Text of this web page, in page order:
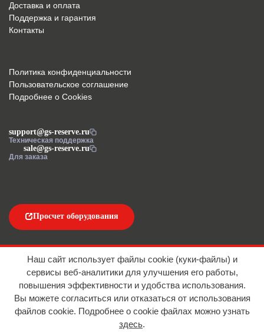
support@gs-reserve.ru
Техническая поддержка
sale@gs-reserve.ru
Для заказа
Доставка и оплата
Поддержка и гарантия
Контакты
Просчет оборудования
Политика конфиденциальности
Пользовательское соглашение
Подробнее о Cookies
Наш сайт использует файлы cookie (куки-файлы) и
сервисы веб-аналитики для улучшения его работы,
повышения эффективности и удобства использования.
Вы можете согласиться или отказаться от использования
файлов сookie. Подробнее о cookie файлах можно узнать
здесь.